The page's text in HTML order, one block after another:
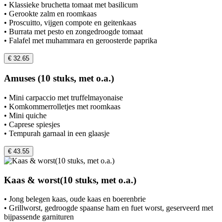
• Klassieke bruchetta tomaat met basilicum
• Gerookte zalm en roomkaas
• Proscuitto, vijgen compote en geitenkaas
• Burrata met pesto en zongedroogde tomaat
• Falafel met muhammara en geroosterde paprika
€ 32.65
Amuses (10 stuks, met o.a.)
• Mini carpaccio met truffelmayonaise
• Komkommerrolletjes met roomkaas
• Mini quiche
• Caprese spiesjes
• Tempurah garnaal in een glaasje
€ 43.55
Kaas & worst(10 stuks, met o.a.)
• Jong belegen kaas, oude kaas en boerenbrie
• Grillworst, gedroogde spaanse ham en fuet worst, geserveerd met
bijpassende garnituren